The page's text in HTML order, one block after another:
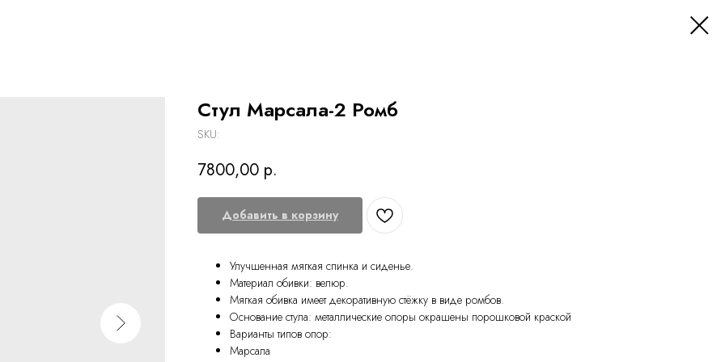
Стул Марсала-2 Ромб
SKU:
7800,00 р.
Добавить в корзину
Улучшенная мягкая спинка и сиденье.
Материал обивки: велюр.
Мягкая обивка имеет декоративную стёжку в виде ромбов.
Основание стула: металлические опоры окрашены порошковой краской
Варианты типов опор:
Марсала